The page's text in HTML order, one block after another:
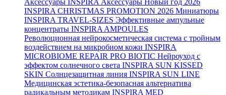
Аксессуары INSPIRA Аксессуары Новый год 2026
INSPIRA CHRISTMAS PROMOTION 2026 Миниатюры
INSPIRA TRAVEL-SIZES Эффективные ампульные
концентраты INSPIRA AMPOULES
Революционная нейрокосметическая система с тройным
воздействием на микробиом кожи INSPIRA
MICROBIOME REPAIR PRO BIOTIC Нейроуход с
эффектом солнечного света INSPIRA SUN KISSED
SKIN Солнцезащитная линия INSPIRA SUN LINE
Медицинская эстетика-безопасная альтернатива
радикальным методикам INSPIRA MED